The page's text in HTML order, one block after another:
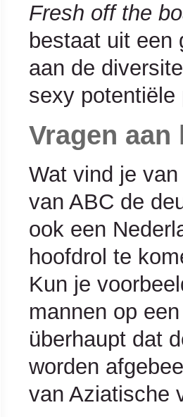
Fresh off the
bestaat uit een
aan de
sexy potentiële
Vragen
Wat vind je
van ABC de
ook een
hoofdrol te
Kun je
mannen op
überhaupt dat
worden
van Aziatische